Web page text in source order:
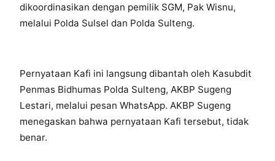
dikoordinasikan dengan pemilik SGM, Pak Wisnu,
melalui Polda Sulsel dan Polda Sulteng.
Pernyataan Kafi ini langsung dibantah oleh Kasubdit
Penmas Bidhumas Polda Sulteng, AKBP Sugeng
Lestari, melalui pesan WhatsApp. AKBP Sugeng
menegaskan bahwa pernyataan Kafi tersebut, tidak
benar.